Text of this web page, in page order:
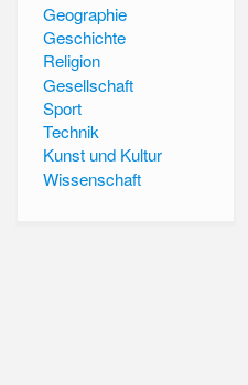
Geographie
Geschichte
Religion
Gesellschaft
Sport
Technik
Kunst und Kultur
Wissenschaft